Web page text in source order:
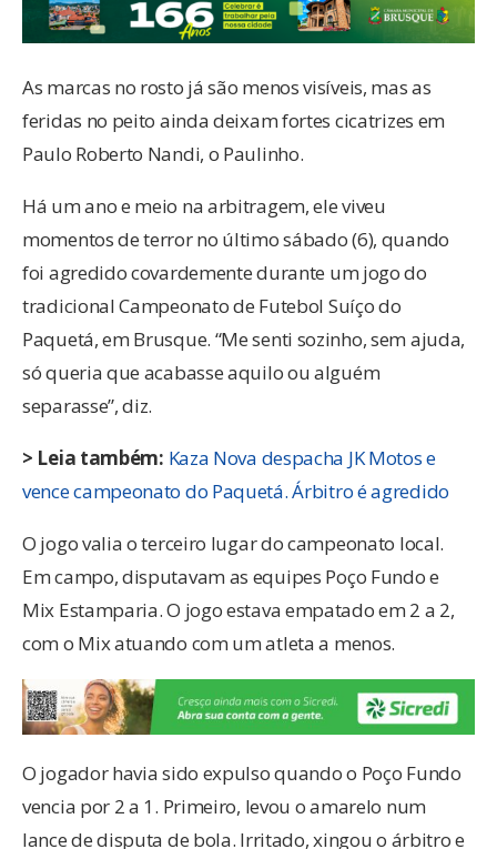
As marcas no rosto já são menos visíveis, mas as
feridas no peito ainda deixam fortes cicatrizes em
Paulo Roberto Nandi, o Paulinho.
Há um ano e meio na arbitragem, ele viveu
momentos de terror no último sábado (6), quando
foi agredido covardemente durante um jogo do
tradicional Campeonato de Futebol Suíço do
Paquetá, em Brusque. “Me senti sozinho, sem ajuda,
só queria que acabasse aquilo ou alguém
separasse”, diz.
> Leia também: Kaza Nova despacha JK Motos e
vence campeonato do Paquetá. Árbitro é agredido
O jogo valia o terceiro lugar do campeonato local.
Em campo, disputavam as equipes Poço Fundo e
Mix Estamparia. O jogo estava empatado em 2 a 2,
com o Mix atuando com um atleta a menos.
O jogador havia sido expulso quando o Poço Fundo
vencia por 2 a 1. Primeiro, levou o amarelo num
lance de disputa de bola. Irritado, xingou o árbitro e